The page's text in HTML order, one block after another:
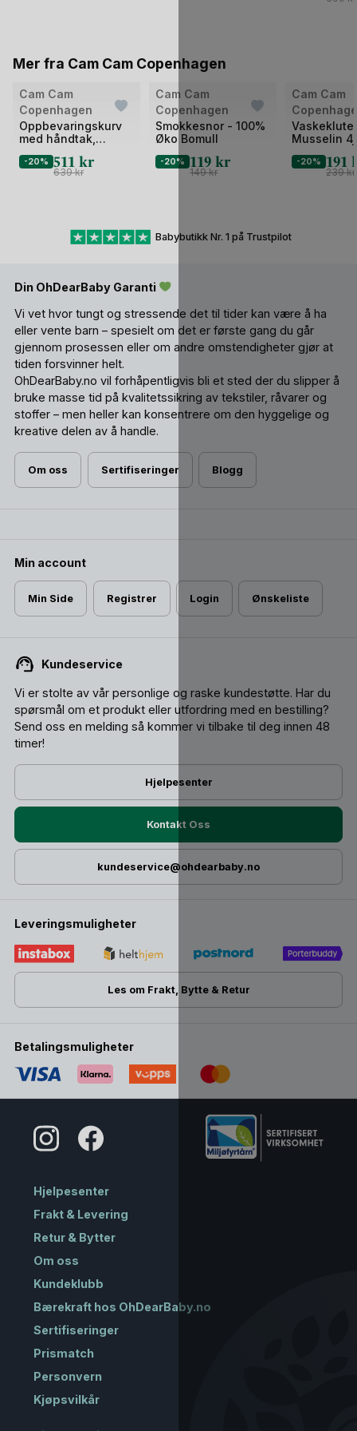
Mer fra Cam Cam Copenhagen
Cam Cam
Copenhagen
Oppbevaringskurv
med håndtak,
Økologisk | Diaper
Caddy
-20% 511 kr
639kr
Cam Cam
Copenhagen
Smokkesnor - 100%
Øko Bomull
-20% 119kr
149kr
Cam Cam
Musselin
Gasskluter
-20% 191
239kr
Babybutikk Nr. 1 på Trustpilot
Din OhDearBaby Garanti
Vi vet hvor tungt og stressende det til tider kan være å ha
eller vente barn – spesielt om det er første gang du går
gjennom prosessen eller om andre omstendigheter gjør at
tiden forsvinner helt.
OhDearBaby.no vil forhåpentligvis bli et sted der du slipper å
bruke masse tid på kvalitetssikring av tekstiler, råvarer og
stoffer – men heller kan konsentrere om den hyggelige og
kreative delen av å handle.
Om oss Sertifiseringer Blogg
Min account
Min Side Registrer Login Ønskeliste
Kundeservice
Vi er stolte av vår personlige og raske kundestøtte. Har du
spørsmål om et produkt eller utfordring med en bestilling?
Send oss ​​en melding så kommer vi tilbake til deg innen 48
timer!
Hjelpesenter
Kontakt Oss
kundeservice@ohdearbaby.no
Leveringsmuligheter
Les om Frakt, Bytte & Retur
Betalingsmuligheter
Hjelpesenter
Frakt & Levering
Retur & Bytter
Om oss
Kundeklubb
Bærekraft hos OhDearBaby.no
Sertifiseringer
Prismatch
Personvern
Kjøpsvilkår